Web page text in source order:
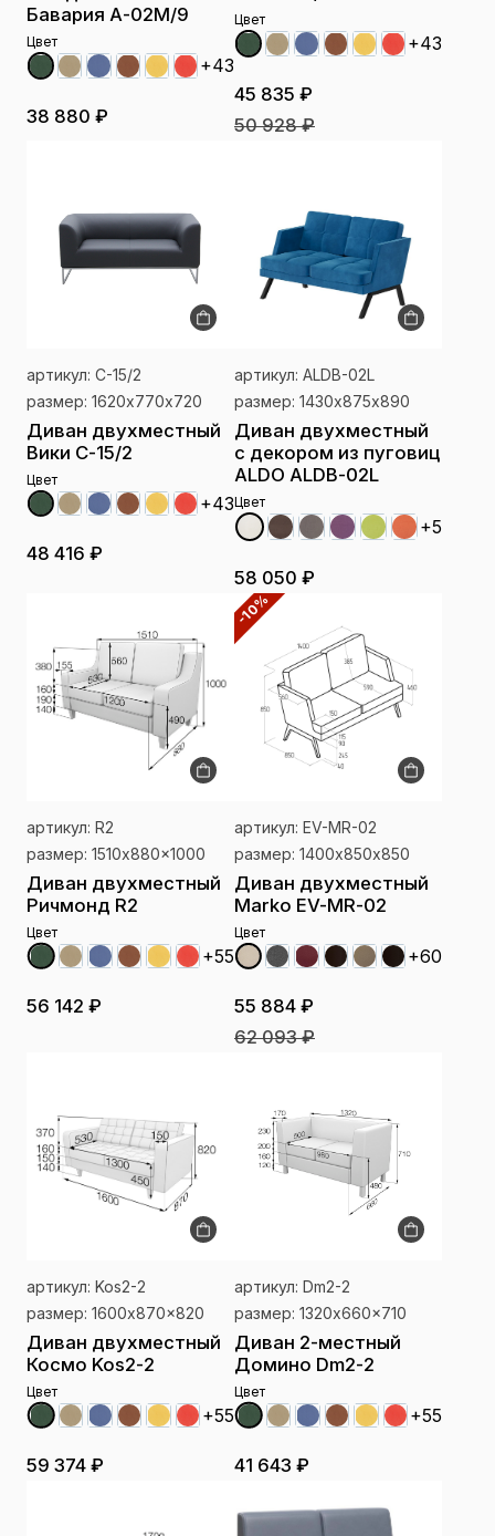
Бавария А-02М/9
Цвет
+43
38 880 ₽
Цвет
+43
45 835 ₽
50 928 ₽
артикул: С-15/2
размер: 1620х770х720
Диван двухместный
Вики С-15/2
Цвет
+43
48 416 ₽
артикул: ALDB-02L
размер: 1430х875х890
Диван двухместный
с декором из пуговиц
ALDO ALDB-02L
Цвет
+5
58 050 ₽
артикул: R2
размер: 1510x880x1000
Диван двухместный
Ричмонд R2
Цвет
+55
56 142 ₽
-10%
артикул: EV-MR-02
размер: 1400х850х850
Диван двухместный
Marko EV-MR-02
Цвет
+60
55 884 ₽
62 093 ₽
артикул: Kos2-2
размер: 1600x870x820
Диван двухместный
Космо Kos2-2
Цвет
+55
59 374 ₽
артикул: Dm2-2
размер: 1320x660x710
Диван 2-местный
Домино Dm2-2
Цвет
+55
41 643 ₽